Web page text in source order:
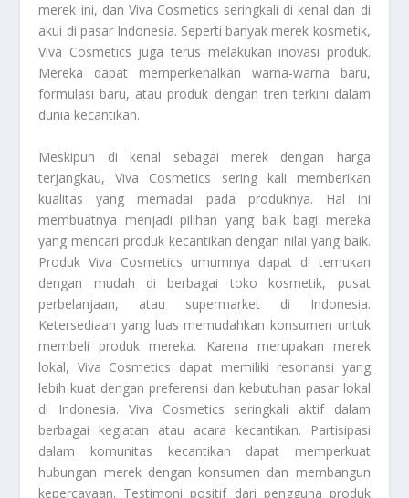
merek ini, dan Viva Cosmetics seringkali di kenal dan di
akui di pasar Indonesia. Seperti banyak merek kosmetik,
Viva Cosmetics juga terus melakukan inovasi produk.
Mereka dapat memperkenalkan warna-warna baru,
formulasi baru, atau produk dengan tren terkini dalam
dunia kecantikan.
Meskipun di kenal sebagai merek dengan harga
terjangkau, Viva Cosmetics sering kali memberikan
kualitas yang memadai pada produknya. Hal ini
membuatnya menjadi pilihan yang baik bagi mereka
yang mencari produk kecantikan dengan nilai yang baik.
Produk Viva Cosmetics umumnya dapat di temukan
dengan mudah di berbagai toko kosmetik, pusat
perbelanjaan, atau supermarket di Indonesia.
Ketersediaan yang luas memudahkan konsumen untuk
membeli produk mereka. Karena merupakan merek
lokal, Viva Cosmetics dapat memiliki resonansi yang
lebih kuat dengan preferensi dan kebutuhan pasar lokal
di Indonesia. Viva Cosmetics seringkali aktif dalam
berbagai kegiatan atau acara kecantikan. Partisipasi
dalam komunitas kecantikan dapat memperkuat
hubungan merek dengan konsumen dan membangun
kepercayaan. Testimoni positif dari pengguna produk